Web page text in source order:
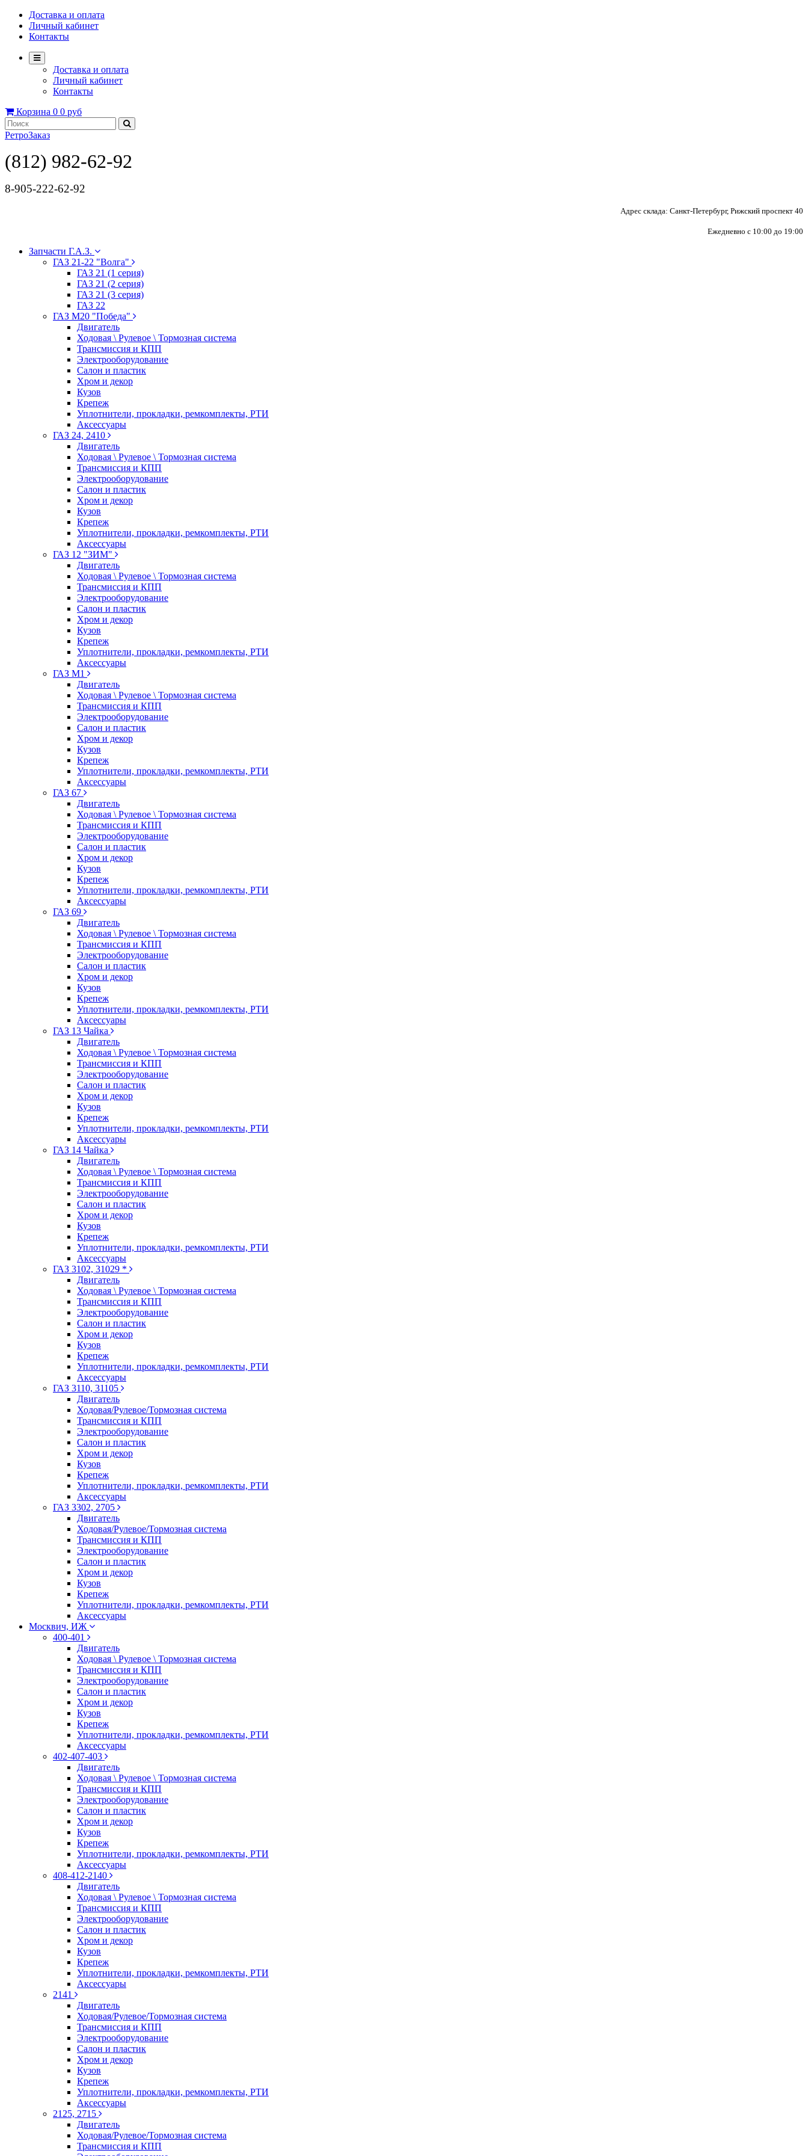
Доставка и оплата
Личный кабинет
Контакты
Доставка и оплата
Личный кабинет
Контакты
Корзина 0 0 руб
РетроЗаказ
(812) 982-62-92
8-905-222-62-92
Адрес склада: Санкт-Петербург, Рижский проспект 40
Ежедневно с 10:00 до 19:00
Запчасти Г.А.З.
ГАЗ 21-22 "Волга"
ГАЗ 21 (1 серия)
ГАЗ 21 (2 серия)
ГАЗ 21 (3 серия)
ГАЗ 22
ГАЗ М20 "Победа"
Двигатель
Ходовая \ Рулевое \ Тормозная система
Трансмиссия и КПП
Электрооборудование
Салон и пластик
Хром и декор
Кузов
Крепеж
Уплотнители, прокладки, ремкомплекты, РТИ
Аксессуары
ГАЗ 24, 2410
Двигатель
Ходовая \ Рулевое \ Тормозная система
Трансмиссия и КПП
Электрооборудование
Салон и пластик
Хром и декор
Кузов
Крепеж
Уплотнители, прокладки, ремкомплекты, РТИ
Аксессуары
ГАЗ 12 "ЗИМ"
Двигатель
Ходовая \ Рулевое \ Тормозная система
Трансмиссия и КПП
Электрооборудование
Салон и пластик
Хром и декор
Кузов
Крепеж
Уплотнители, прокладки, ремкомплекты, РТИ
Аксессуары
ГАЗ М1
Двигатель
Ходовая \ Рулевое \ Тормозная система
Трансмиссия и КПП
Электрооборудование
Салон и пластик
Хром и декор
Кузов
Крепеж
Уплотнители, прокладки, ремкомплекты, РТИ
Аксессуары
ГАЗ 67
Двигатель
Ходовая \ Рулевое \ Тормозная система
Трансмиссия и КПП
Электрооборудование
Салон и пластик
Хром и декор
Кузов
Крепеж
Уплотнители, прокладки, ремкомплекты, РТИ
Аксессуары
ГАЗ 69
Двигатель
Ходовая \ Рулевое \ Тормозная система
Трансмиссия и КПП
Электрооборудование
Салон и пластик
Хром и декор
Кузов
Крепеж
Уплотнители, прокладки, ремкомплекты, РТИ
Аксессуары
ГАЗ 13 Чайка
Двигатель
Ходовая \ Рулевое \ Тормозная система
Трансмиссия и КПП
Электрооборудование
Салон и пластик
Хром и декор
Кузов
Крепеж
Уплотнители, прокладки, ремкомплекты, РТИ
Аксессуары
ГАЗ 14 Чайка
Двигатель
Ходовая \ Рулевое \ Тормозная система
Трансмиссия и КПП
Электрооборудование
Салон и пластик
Хром и декор
Кузов
Крепеж
Уплотнители, прокладки, ремкомплекты, РТИ
Аксессуары
ГАЗ 3102, 31029 *
Двигатель
Ходовая \ Рулевое \ Тормозная система
Трансмиссия и КПП
Электрооборудование
Салон и пластик
Хром и декор
Кузов
Крепеж
Уплотнители, прокладки, ремкомплекты, РТИ
Аксессуары
ГАЗ 3110, 31105
Двигатель
Ходовая/Рулевое/Тормозная система
Трансмиссия и КПП
Электрооборудование
Салон и пластик
Хром и декор
Кузов
Крепеж
Уплотнители, прокладки, ремкомплекты, РТИ
Аксессуары
ГАЗ 3302, 2705
Двигатель
Ходовая/Рулевое/Тормозная система
Трансмиссия и КПП
Электрооборудование
Салон и пластик
Хром и декор
Кузов
Крепеж
Уплотнители, прокладки, ремкомплекты, РТИ
Аксессуары
Москвич, ИЖ
400-401
Двигатель
Ходовая \ Рулевое \ Тормозная система
Трансмиссия и КПП
Электрооборудование
Салон и пластик
Хром и декор
Кузов
Крепеж
Уплотнители, прокладки, ремкомплекты, РТИ
Аксессуары
402-407-403
Двигатель
Ходовая \ Рулевое \ Тормозная система
Трансмиссия и КПП
Электрооборудование
Салон и пластик
Хром и декор
Кузов
Крепеж
Уплотнители, прокладки, ремкомплекты, РТИ
Аксессуары
408-412-2140
Двигатель
Ходовая \ Рулевое \ Тормозная система
Трансмиссия и КПП
Электрооборудование
Салон и пластик
Хром и декор
Кузов
Крепеж
Уплотнители, прокладки, ремкомплекты, РТИ
Аксессуары
2141
Двигатель
Ходовая/Рулевое/Тормозная система
Трансмиссия и КПП
Электрооборудование
Салон и пластик
Хром и декор
Кузов
Крепеж
Уплотнители, прокладки, ремкомплекты, РТИ
Аксессуары
2125, 2715
Двигатель
Ходовая/Рулевое/Тормозная система
Трансмиссия и КПП